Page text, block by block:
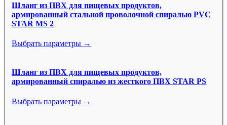
Шланг из ПВХ для пищевых продуктов,
армированный стальной проволочной спиралью PVC
STAR MS 2
Выбрать параметры →
Шланг из ПВХ для пищевых продуктов,
армированный спиралью из жесткого ПВХ STAR PS
Выбрать параметры →